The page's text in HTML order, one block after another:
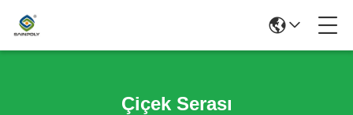
Çiçek Serası